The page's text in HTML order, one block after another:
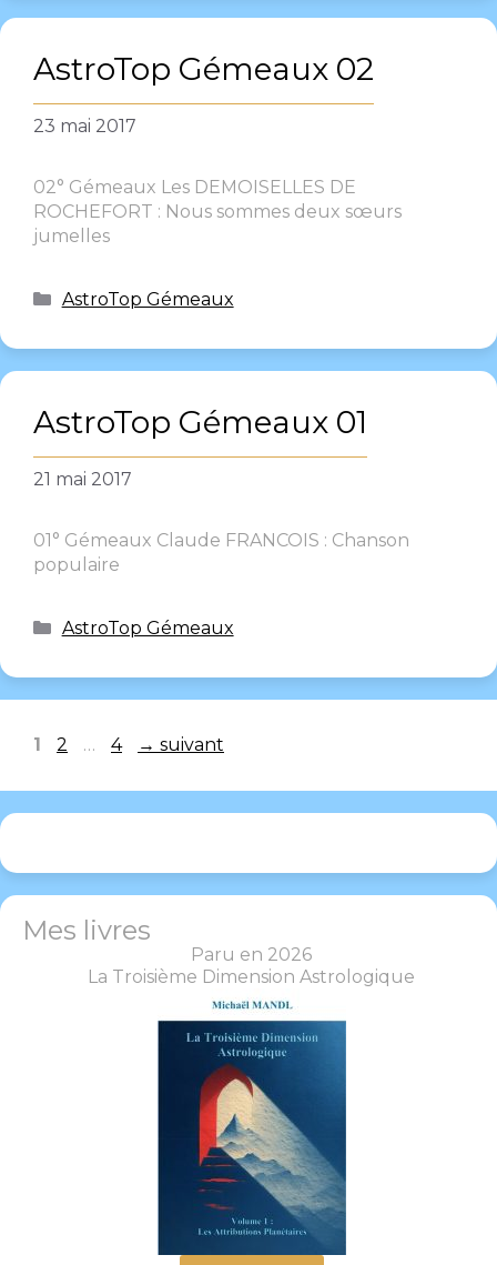
AstroTop Gémeaux 02
23 mai 2017
02° Gémeaux Les DEMOISELLES DE
ROCHEFORT : Nous sommes deux sœurs
jumelles
AstroTop Gémeaux
AstroTop Gémeaux 01
21 mai 2017
01° Gémeaux Claude FRANCOIS : Chanson
populaire
AstroTop Gémeaux
1 2 … 4 → suivant
Mes livres
Paru en 2026
La Troisième Dimension Astrologique